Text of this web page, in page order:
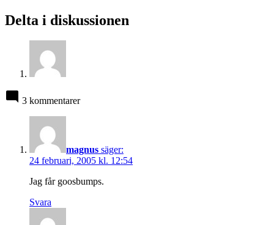
Delta i diskussionen
3 kommentarer
magnus säger:
24 februari, 2005 kl. 12:54
Jag får goosbumps.
Svara